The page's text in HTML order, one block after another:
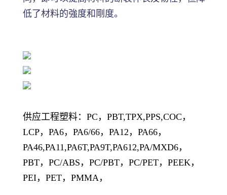
低了材料的強度和剛度。
供应工程塑料：PC，PBT,TPX,PPS,COC，
LCP，PA6，PA6/66，PA12，PA66，
PA46,PA11,PA6T,PA9T,PA612,PA/MXD6，
PBT，PC/ABS，PC/PBT，PC/PET，PEEK，
PEI，PET，PMMA，